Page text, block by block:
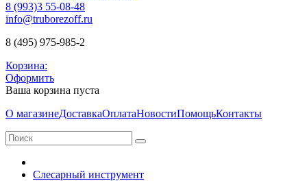
8 (993)3 55-08-48
info@truborezoff.ru
8 (495) 975-985-2
Корзина:
Оформить
Ваша корзина пуста
О магазинеДоставкаОплатаНовостиПомощьКонтакты
Слесарный инструмент